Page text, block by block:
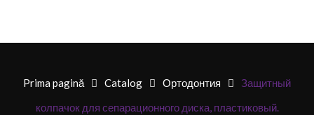
Prima pagină Catalog Ортодонтия
Защитный
колпачок для сепарационного диска, пластиковый.